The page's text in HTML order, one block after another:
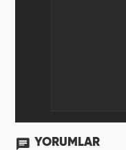
YORUMLAR